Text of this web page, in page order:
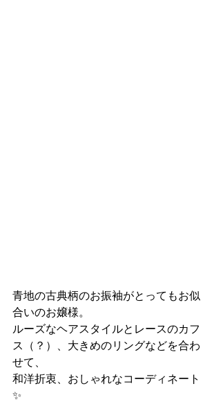
青地の古典柄のお振袖がとってもお似
合いのお嬢様。
ルーズなヘアスタイルとレースのカフ
ス（？）、大きめのリングなどを合わ
せて、
和洋折衷、おしゃれなコーディネート
✨